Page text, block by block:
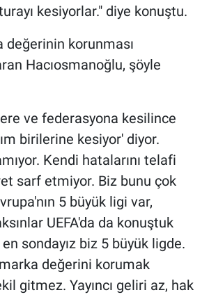
kesiyorlar." diye konuştu.
değerinin korunması
Hacıosmanoğlu, şöyle
ve federasyona kesilince
birilerine kesiyor' diyor.
Kendi hatalarını telafi
sarf etmiyor. Biz bunu çok
5 büyük ligi var,
UEFA'da da konuştuk
sondayız biz 5 büyük ligde.
değerini korumak
gitmez. Yayıncı geliri az, hak